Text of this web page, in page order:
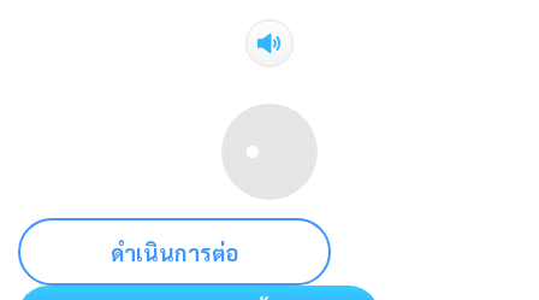
ดำเนินการต่อ